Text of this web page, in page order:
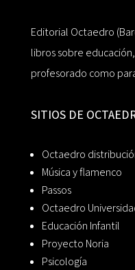
Editorial Octaedro
libros sobre
profesorado como
SITIOS DE
Octaedro
Música y flamenco
Passos
Octaedro
Educación Infantil
Proyecto Noria
Psicología